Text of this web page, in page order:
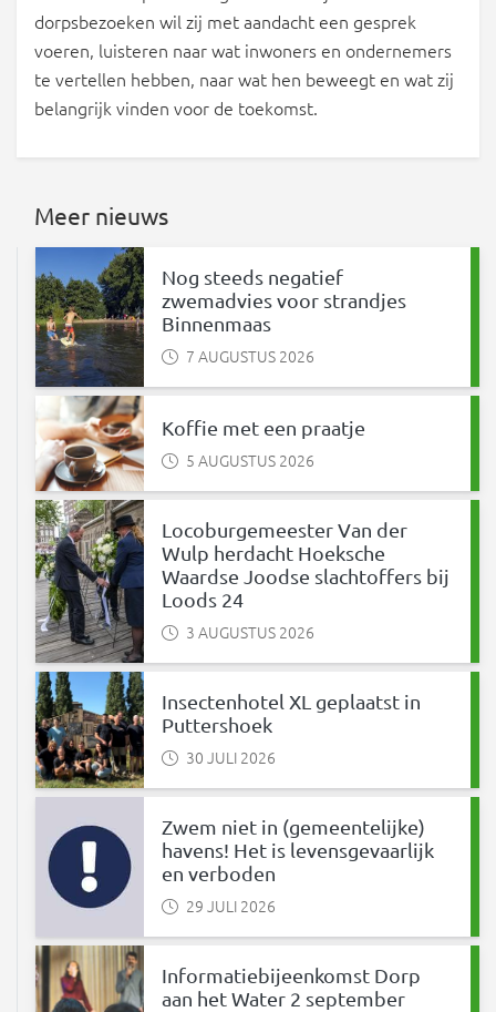
dorpsbezoeken wil zij met aandacht een gesprek
voeren, luisteren naar wat inwoners en ondernemers
te vertellen hebben, naar wat hen beweegt en wat zij
belangrijk vinden voor de toekomst.
Meer nieuws
Nog steeds negatief
zwemadvies voor strandjes
Binnenmaas
7 AUGUSTUS 2026
Koffie met een praatje
5 AUGUSTUS 2026
Locoburgemeester Van der
Wulp herdacht Hoeksche
Waardse Joodse slachtoffers bij
Loods 24
3 AUGUSTUS 2026
Insectenhotel XL geplaatst in
Puttershoek
30 JULI 2026
Zwem niet in (gemeentelijke)
havens! Het is levensgevaarlijk
en verboden
29 JULI 2026
Informatiebijeenkomst Dorp
aan het Water 2 september